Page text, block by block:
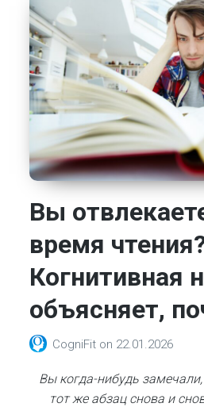
Вы
время
Когнитивная
объясняет,
CogniFit on 22.01.2026
Вы когда-нибудь
тот же абзац снова и